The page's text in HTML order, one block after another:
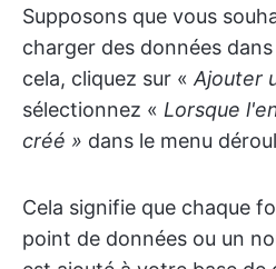
Supposons que vous
charger des données
cela, cliquez sur « Ajouter
sélectionnez « Lorsque
créé » dans le menu
Cela signifie que chaque
point de données ou un